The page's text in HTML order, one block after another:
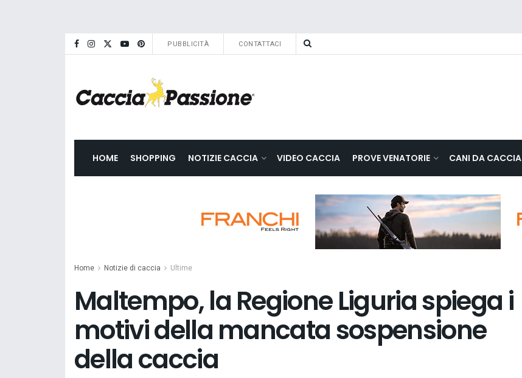
PUBBLICITÀ CONTATTACI
HOME SHOPPING NOTIZIE CACCIA VIDEO CACCIA PROVE VENATORIE CANI DA CACCIA
Home Notizie di caccia Ultime
Maltempo, la Regione Liguria spiega i
motivi della mancata sospensione
della caccia